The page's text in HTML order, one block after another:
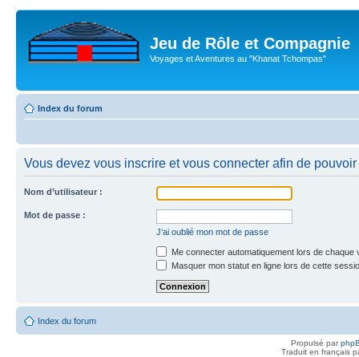
Jeu de Rôle et Compagnie
Voyages et Aventures au "Khanat Tchompas"
Index du forum
Vous devez vous inscrire et vous connecter afin de
Nom d’utilisateur :
Mot de passe :
J’ai oublié mon mot de passe
Me connecter automatiquement lors de chaque
Masquer mon statut en ligne lors de cette
Index du forum
Propulsé par
Traduit en français